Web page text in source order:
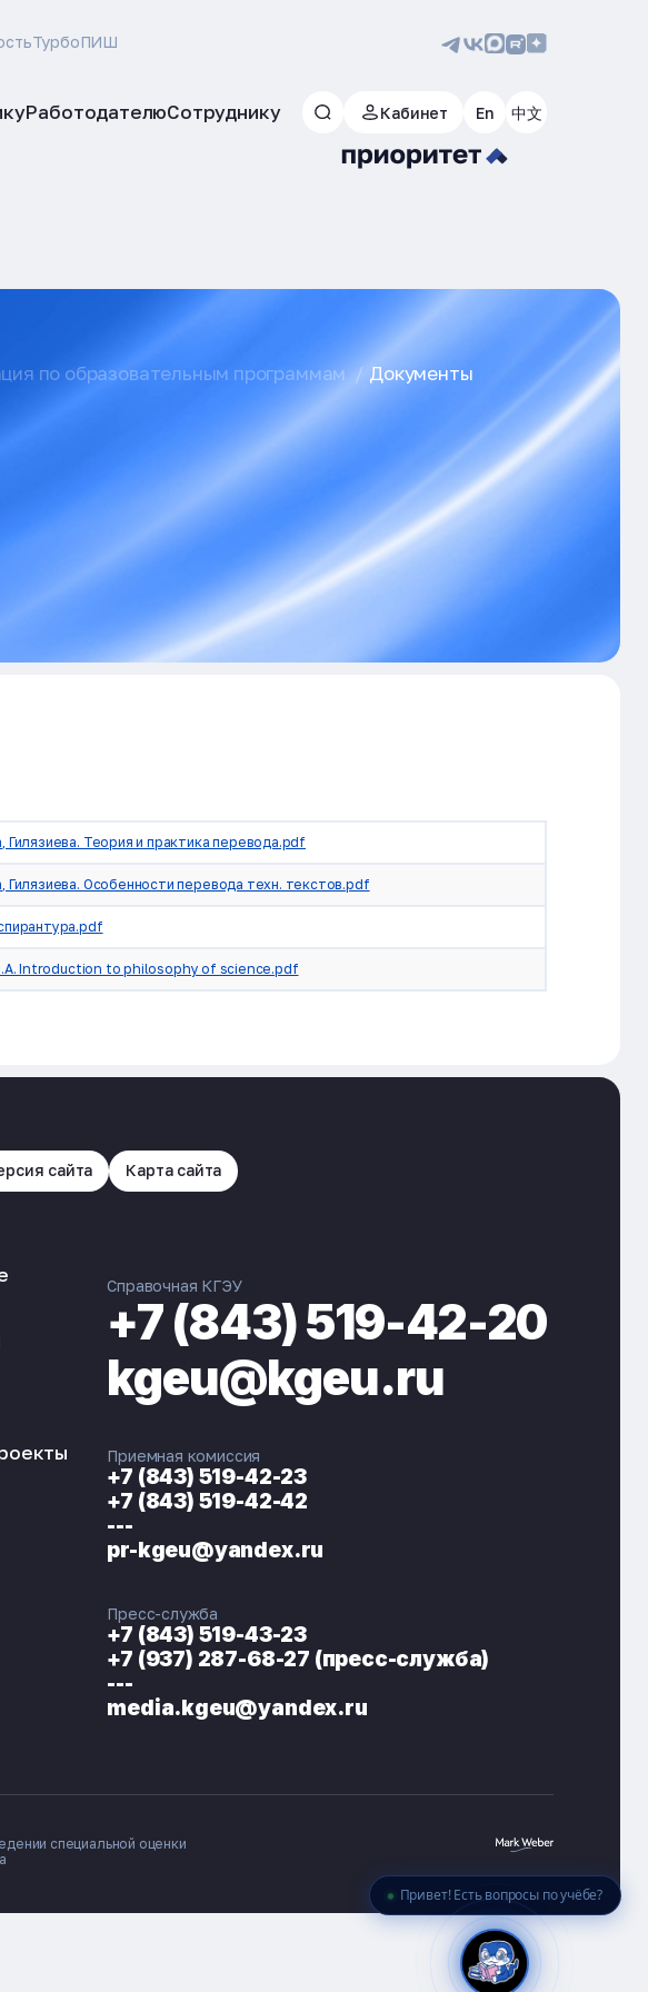
ТурбоПИШ
РаботодателюСотруднику
Кабинет En 中文
Привет! Есть вопросы по учёбе?
ЭНЕРГОКОД — ПОМОЩНИК КГЭУ
по образовательным программам Документы
Гилязиева. Теория и практика перевода.pdf
Гилязиева. Особенности перевода техн. текстов.pdf
Introduction to philosophy of science.pdf
сайта Карта сайта
Справочная КГЭУ
+7 (843) 519-42-20
kgeu@kgeu.ru
Приемная комиссия
+7 (843) 519-42-23
+7 (843) 519-42-42
---
pr-kgeu@yandex.ru
Пресс-служба
+7 (843) 519-43-23
+7 (937) 287-68-27 (пресс-служба)
---
media.kgeu@yandex.ru
специальной оценки